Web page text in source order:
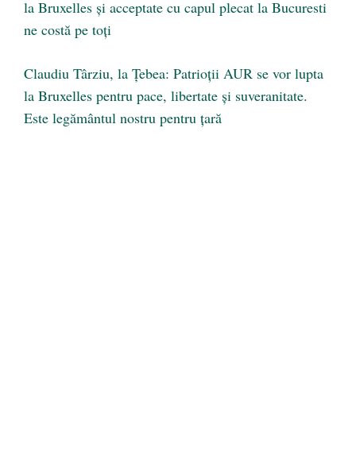
la Bruxelles și acceptate cu capul plecat la Bucuresti
ne costă pe toți
Claudiu Târziu, la Țebea: Patrioții AUR se vor lupta
la Bruxelles pentru pace, libertate și suveranitate.
Este legământul nostru pentru țară